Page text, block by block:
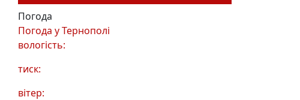
Погода
Погода уТернополі
вологість:
тиск:
вітер: